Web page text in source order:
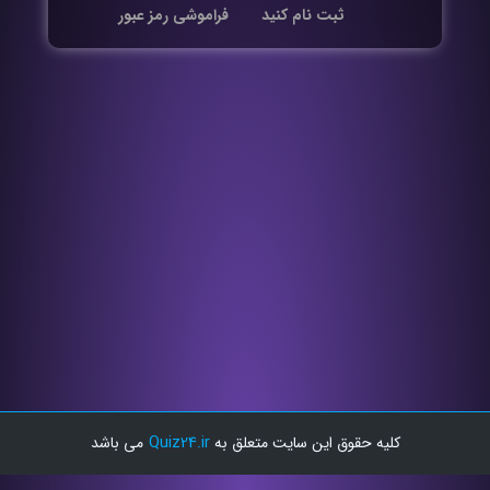
ثبت نام کنید فراموشی رمز عبور
کلیه حقوق این سایت متعلق بهQuiz24.ir می باشد